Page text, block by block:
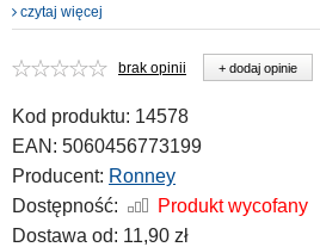
czytaj więcej
brak opinii + dodaj opinie
Kod produktu: 14578
EAN: 5060456773199
Producent: Ronney
Dostępność:
Produkt wycofany
Dostawa od: 11,90 zł